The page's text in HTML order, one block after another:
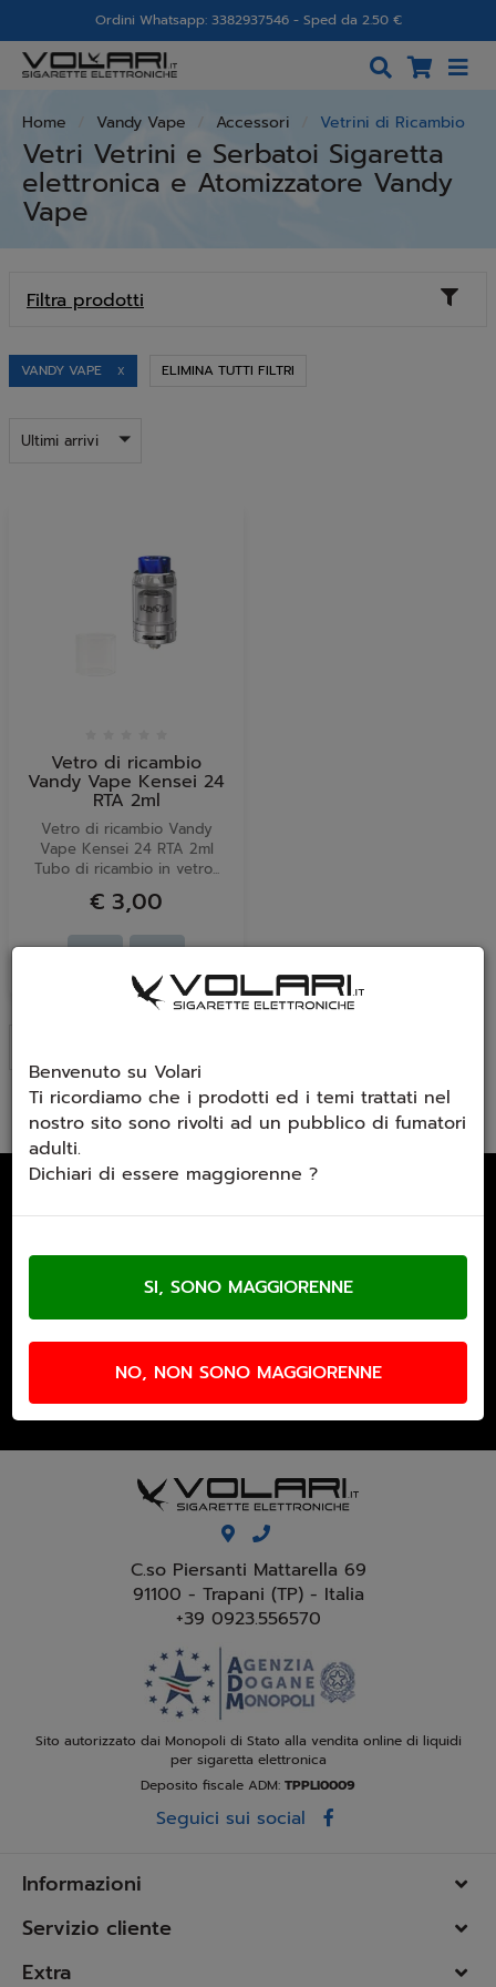
Ordini Whatsapp: 3382937546 - Sped da 2.50 €
Home Vandy Vape Accessori Vetrini di Ricambio
Vetri Vetrini e Serbatoi Sigaretta
elettronica e Atomizzatore Vandy
Vape
Filtra prodotti
VANDY VAPE X ELIMINA TUTTI FILTRI
Ultimi arrivi
Vetro di ricambio
Vandy Vape Kensei 24
RTA 2ml
Vetro di ricambio Vandy
Vape Kensei 24 RTA 2ml
Tubo di ricambio in vetro...
€ 3,00
Email Newsletter
Accetto trattamento dati personali (Link)
C.so Piersanti Mattarella 69
91100 - Trapani (TP) - Italia
+39 0923.556570
Sito autorizzato dai Monopoli di Stato alla vendita online di liquidi
per sigaretta elettronica
Deposito fiscale ADM: TPPLI0009
Seguici sui social
Informazioni
Servizio cliente
Extra
Benvenuto su Volari
Ti ricordiamo che i prodotti ed i temi trattati nel
nostro sito sono rivolti ad un pubblico di fumatori
adulti.
Dichiari di essere maggiorenne ?
NO, NON SONO MAGGIORENNE